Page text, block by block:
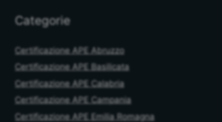
Categorie
Certificazione APE Abruzzo
Certificazione APE Basilicata
Certificazione APE Calabria
Certificazione APE Campania
Certificazione APE Emilia Romagna